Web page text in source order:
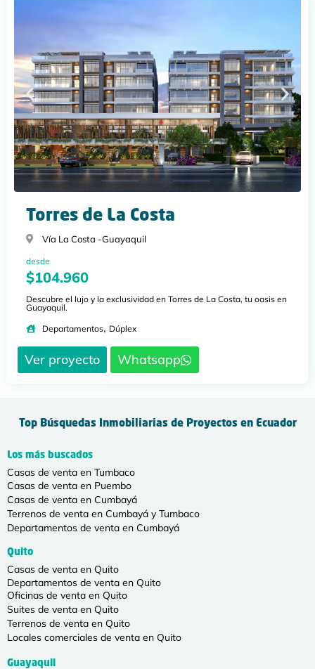
Torres de La Costa
Vía La Costa -Guayaquil
desde
$104.960
Descubre el lujo y la exclusividad en Torres de La Costa, tu oasis en
Guayaquil.
Departamentos, Dúplex
Ver proyecto Whatsapp
Top Búsquedas Inmobiliarias de Proyectos en Ecuador
Los más buscados
Casas de venta en Tumbaco
Casas de venta en Puembo
Casas de venta en Cumbayá
Terrenos de venta en Cumbayá y Tumbaco
Departamentos de venta en Cumbayá
Quito
Casas de venta en Quito
Departamentos de venta en Quito
Oficinas de venta en Quito
Suites de venta en Quito
Terrenos de venta en Quito
Locales comerciales de venta en Quito
Guayaquil